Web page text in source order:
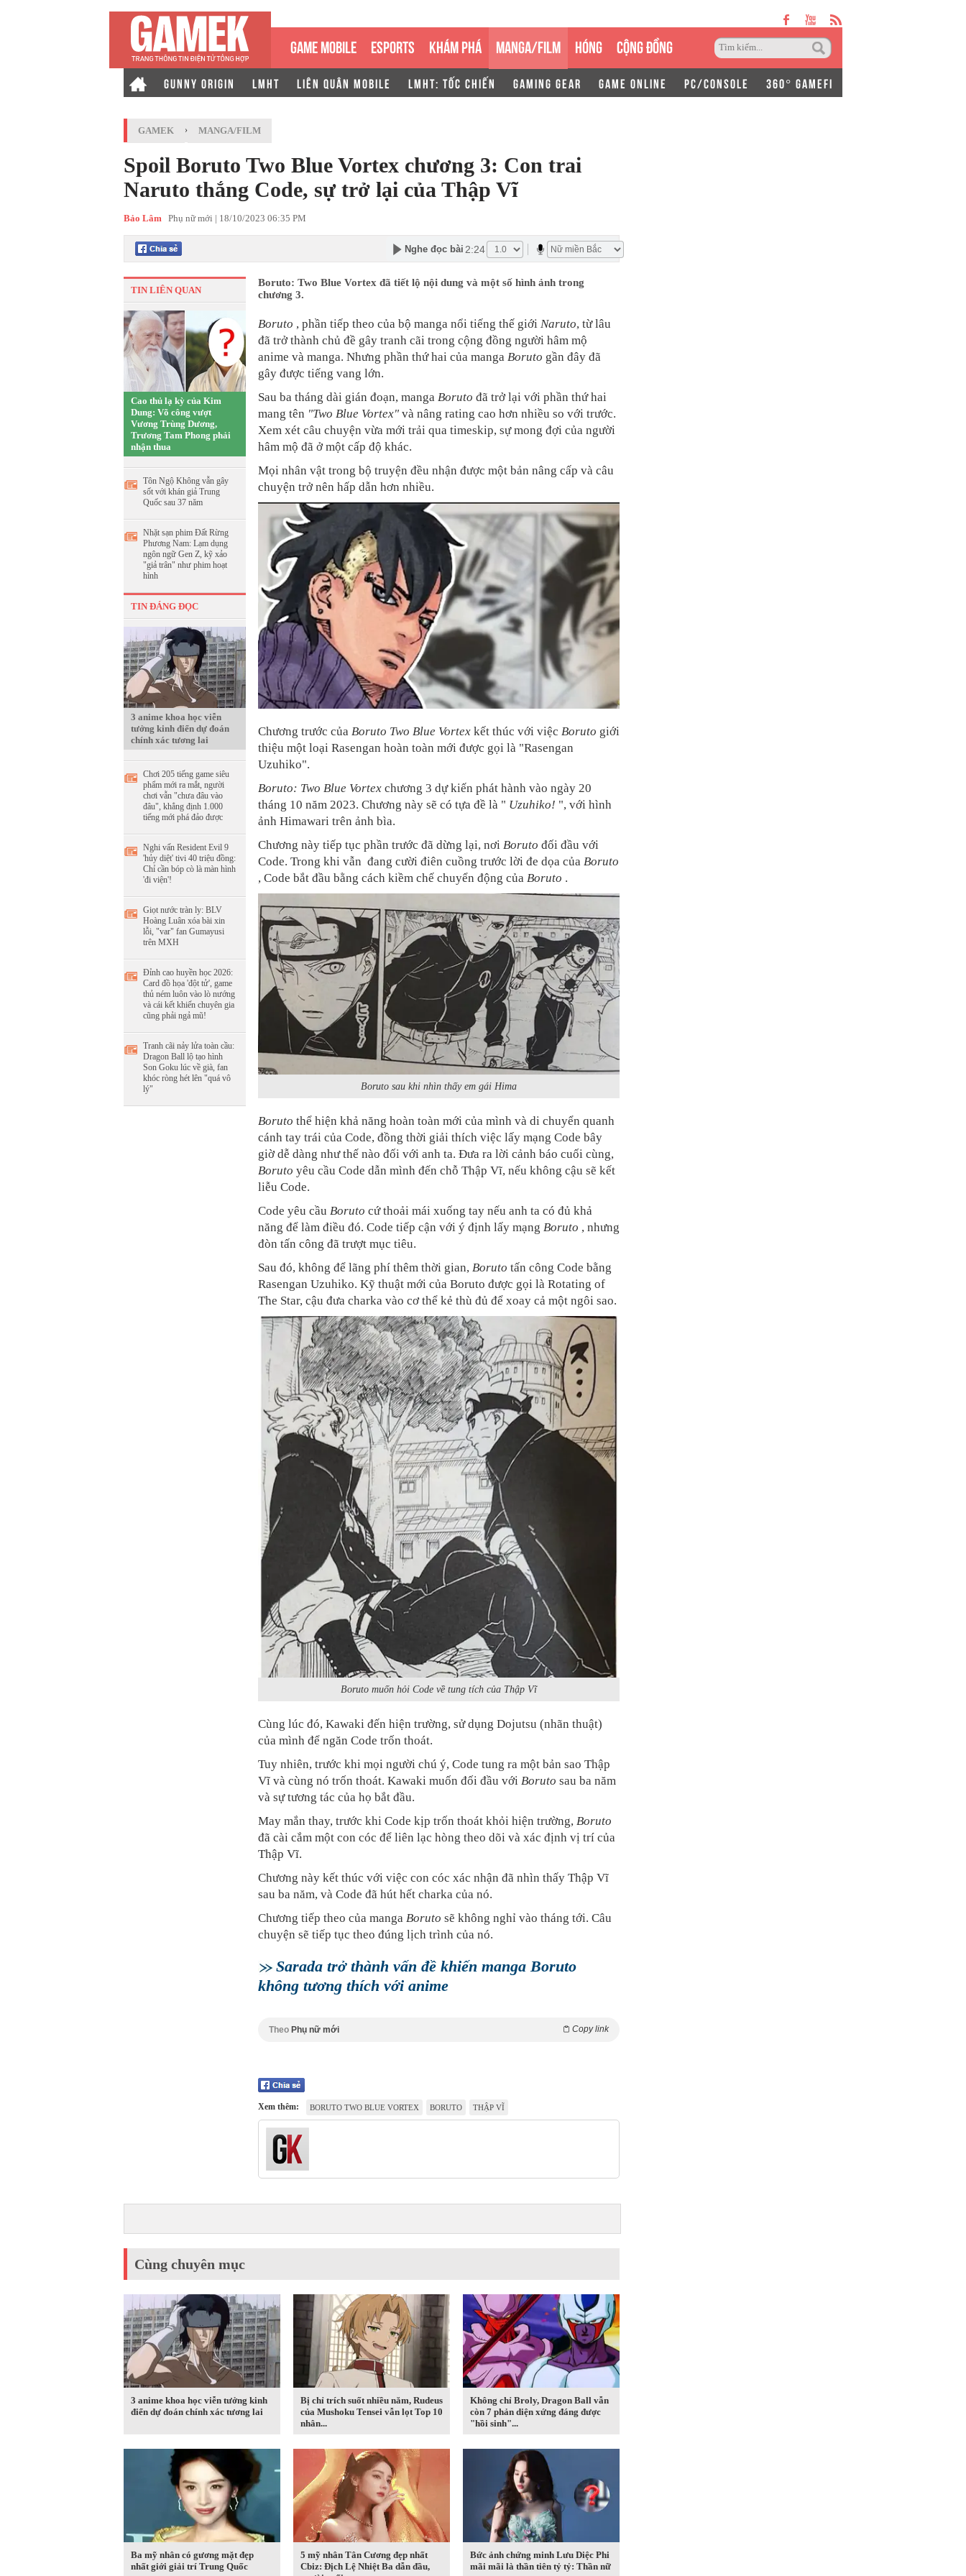
GAME MOBILE ESPORTS KHÁM PHÁ MANGA/FILM HÓNG CỘNG ĐỒNG
GUNNY ORIGIN LMHT LIÊN QUÂN MOBILE LMHT: TỐC CHIẾN GAMING GEAR GAME ONLINE PC/CONSOLE 360° GAMEFI
GAMEK › MANGA/FILM
Spoil Boruto Two Blue Vortex chương 3: Con trai
Naruto thắng Code, sự trở lại của Thập Vĩ
Bảo Lâm Phụ nữ mới | 18/10/2023 06:35 PM
Nghe đọc bài 2:24
TIN LIÊN QUAN
Cao thủ lạ kỳ của Kim
Dung: Võ công vượt
Vương Trùng Dương,
Trương Tam Phong phải
nhận thua
Tôn Ngộ Không vẫn gây
sốt với khán giả Trung
Quốc sau 37 năm
Nhặt sạn phim Đất Rừng
Phương Nam: Lạm dụng
ngôn ngữ Gen Z, kỹ xảo
"giả trân" như phim hoạt
hình
TIN ĐÁNG ĐỌC
3 anime khoa học viễn
tưởng kinh điển dự đoán
chính xác tương lai
Chơi 205 tiếng game siêu
phẩm mới ra mắt, người
chơi vẫn "chưa đâu vào
đâu", khẳng định 1.000
tiếng mới phá đảo được
Nghi vấn Resident Evil 9
'hủy diệt' tivi 40 triệu đồng:
Chỉ cần bóp cò là màn hình
'đi viện'!
Giọt nước tràn ly: BLV
Hoàng Luân xóa bài xin
lỗi, "var" fan Gumayusi
trên MXH
Đỉnh cao huyền học 2026:
Card đồ họa 'đột tử', game
thủ ném luôn vào lò nướng
và cái kết khiến chuyên gia
cũng phải ngả mũ!
Tranh cãi nảy lửa toàn cầu:
Dragon Ball lộ tạo hình
Son Goku lúc về già, fan
khóc ròng hét lên "quá vô
lý"
Boruto: Two Blue Vortex đã tiết lộ nội dung và một số hình ảnh trong
chương 3.
Boruto , phần tiếp theo của bộ manga nổi tiếng thế giới Naruto, từ lâu
đã trở thành chủ đề gây tranh cãi trong cộng đồng người hâm mộ
anime và manga. Nhưng phần thứ hai của manga Boruto gần đây đã
gây được tiếng vang lớn.
Sau ba tháng dài gián đoạn, manga Boruto đã trở lại với phần thứ hai
mang tên "Two Blue Vortex" và nâng rating cao hơn nhiều so với trước.
Xem xét câu chuyện vừa mới trải qua timeskip, sự mong đợi của người
hâm mộ đã ở một cấp độ khác.
Mọi nhân vật trong bộ truyện đều nhận được một bản nâng cấp và câu
chuyện trở nên hấp dẫn hơn nhiều.
Chương trước của Boruto Two Blue Vortex kết thúc với việc Boruto giới
thiệu một loại Rasengan hoàn toàn mới được gọi là "Rasengan
Uzuhiko".
Boruto: Two Blue Vortex chương 3 dự kiến phát hành vào ngày 20
tháng 10 năm 2023. Chương này sẽ có tựa đề là " Uzuhiko! ", với hình
ảnh Himawari trên ảnh bìa.
Chương này tiếp tục phần trước đã dừng lại, nơi Boruto đối đầu với
Code. Trong khi vẫn đang cười điên cuồng trước lời đe dọa của Boruto
, Code bắt đầu bằng cách kiềm chế chuyển động của Boruto .
Boruto sau khi nhìn thấy em gái Hima
Boruto thể hiện khả năng hoàn toàn mới của mình và di chuyển quanh
cánh tay trái của Code, đồng thời giải thích việc lấy mạng Code bây
giờ dễ dàng như thế nào đối với anh ta. Đưa ra lời cảnh báo cuối cùng,
Boruto yêu cầu Code dẫn mình đến chỗ Thập Vĩ, nếu không cậu sẽ kết
liễu Code.
Code yêu cầu Boruto cứ thoải mái xuống tay nếu anh ta có đủ khả
năng để làm điều đó. Code tiếp cận với ý định lấy mạng Boruto , nhưng
đòn tấn công đã trượt mục tiêu.
Sau đó, không để lãng phí thêm thời gian, Boruto tấn công Code bằng
Rasengan Uzuhiko. Kỹ thuật mới của Boruto được gọi là Rotating of
The Star, cậu đưa charka vào cơ thể kẻ thù đủ để xoay cả một ngôi sao.
Boruto muốn hỏi Code về tung tích của Thập Vĩ
Cùng lúc đó, Kawaki đến hiện trường, sử dụng Dojutsu (nhãn thuật)
của mình để ngăn Code trốn thoát.
Tuy nhiên, trước khi mọi người chú ý, Code tung ra một bản sao Thập
Vĩ và cùng nó trốn thoát. Kawaki muốn đối đầu với Boruto sau ba năm
và sự tương tác của họ bắt đầu.
May mắn thay, trước khi Code kịp trốn thoát khỏi hiện trường, Boruto
đã cài cắm một con cóc để liên lạc hòng theo dõi và xác định vị trí của
Thập Vĩ.
Chương này kết thúc với việc con cóc xác nhận đã nhìn thấy Thập Vĩ
sau ba năm, và Code đã hút hết charka của nó.
Chương tiếp theo của manga Boruto sẽ không nghỉ vào tháng tới. Câu
chuyện sẽ tiếp tục theo đúng lịch trình của nó.
Sarada trở thành vấn đề khiến manga Boruto
không tương thích với anime
Theo Phụ nữ mới Copy link
Xem thêm: BORUTO TWO BLUE VORTEX BORUTO THẬP VĨ
Cùng chuyên mục
3 anime khoa học viễn tưởng kinh
điển dự đoán chính xác tương lai
Bị chỉ trích suốt nhiều năm, Rudeus
của Mushoku Tensei vẫn lọt Top 10
nhân...
Không chỉ Broly, Dragon Ball vẫn
còn 7 phản diện xứng đáng được
"hồi sinh"...
Ba mỹ nhân có gương mặt đẹp
nhất giới giải trí Trung Quốc
5 mỹ nhân Tân Cương đẹp nhất
Cbiz: Địch Lệ Nhiệt Ba dẫn đầu,
Bức ảnh chứng minh Lưu Diệc Phi
mãi mãi là thần tiên tỷ tỷ: Thần nữ